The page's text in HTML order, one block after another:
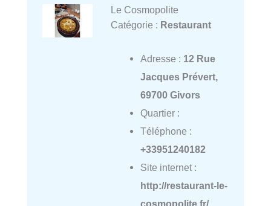
Le Cosmopolite
Catégorie : Restaurant
Adresse : 12 Rue
Jacques Prévert,
69700 Givors
Quartier :
Téléphone :
+33951240182
Site internet :
http://restaurant-le-
cosmopolite.fr/